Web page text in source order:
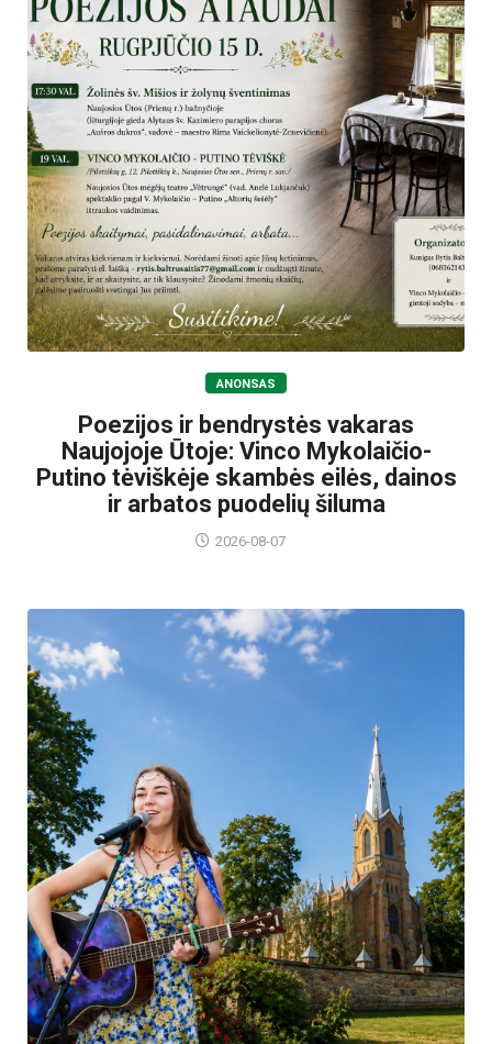
ANONSAS
Poezijos ir bendrystės vakaras
Naujojoje Ūtoje: Vinco Mykolaičio-
Putino tėviškėje skambės eilės, dainos
ir arbatos puodelių šiluma
2026-08-07